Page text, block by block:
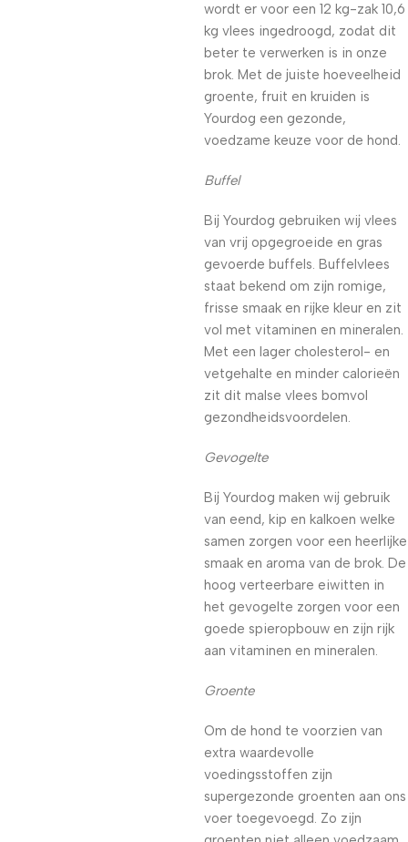
wordt er voor een 12 kg-zak 10,6
kg vlees ingedroogd, zodat dit
beter te verwerken is in onze
brok. Met de juiste hoeveelheid
groente, fruit en kruiden is
Yourdog een gezonde,
voedzame keuze voor de hond.
Buffel
Bij Yourdog gebruiken wij vlees
van vrij opgegroeide en gras
gevoerde buffels. Buffelvlees
staat bekend om zijn romige,
frisse smaak en rijke kleur en zit
vol met vitaminen en mineralen.
Met een lager cholesterol- en
vetgehalte en minder calorieën
zit dit malse vlees bomvol
gezondheidsvoordelen.
Gevogelte
Bij Yourdog maken wij gebruik
van eend, kip en kalkoen welke
samen zorgen voor een heerlijke
smaak en aroma van de brok. De
hoog verteerbare eiwitten in
het gevogelte zorgen voor een
goede spieropbouw en zijn rijk
aan vitaminen en mineralen.
Groente
Om de hond te voorzien van
extra waardevolle
voedingsstoffen zijn
supergezonde groenten aan ons
voer toegevoegd. Zo zijn